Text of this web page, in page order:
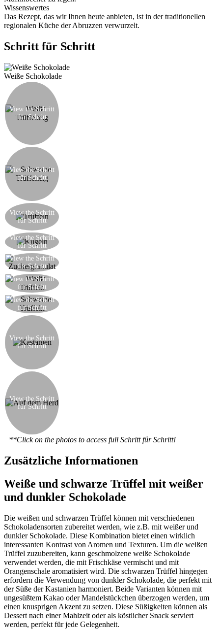
Wissenswertes
Das Rezept, das wir Ihnen heute anbieten, ist in der traditionellen
regionalen Küche der Abruzzen verwurzelt.
Schritt für Schritt
Weiße Schokolade
View the Schritt
für Schritt
View the Schritt
für Schritt
View the Schritt
für Schritt
View the Schritt
für Schritt
View the Schritt
für Schritt
View the Schritt
für Schritt
View the Schritt
für Schritt
View the Schritt
für Schritt
View the Schritt
für Schritt
**Click on the photos to access full Schritt für Schritt!
Zusätzliche Informationen
Weiße und schwarze Trüffel mit weißer
und dunkler Schokolade
Die weißen und schwarzen Trüffel können mit verschiedenen
Schokoladensorten zubereitet werden, wie z.B. mit weißer und
dunkler Schokolade. Diese Kombination bietet einen wirklich
interessanten Kontrast von Aromen und Texturen. Um die weißen
Trüffel zuzubereiten, kann geschmolzene weiße Schokolade
verwendet werden, die mit Frischkäse vermischt und mit
Orangenschale aromatisiert wird. Die schwarzen Trüffel hingegen
erfordern die Verwendung von dunkler Schokolade, die perfekt mit
der Süße der Kastanien harmoniert. Beide Varianten können mit
ungesüßtem Kakao oder Mandelstückchen überzogen werden, um
einen knusprigen Akzent zu setzen. Diese Süßigkeiten können als
Dessert nach einer Mahlzeit oder als köstlicher Snack serviert
werden, perfekt für jede Gelegenheit.